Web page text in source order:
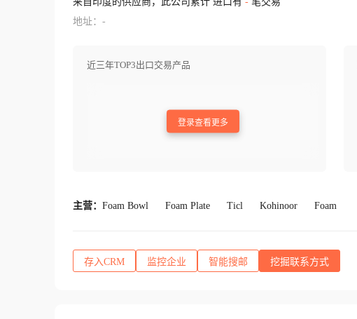
地址：-
近三年TOP3出口交易产品
登录查看更多
主营： Foam Bowl Foam Plate Ticl Kohinoor Foam
存入CRM 监控企业 智能搜邮 挖掘联系方式